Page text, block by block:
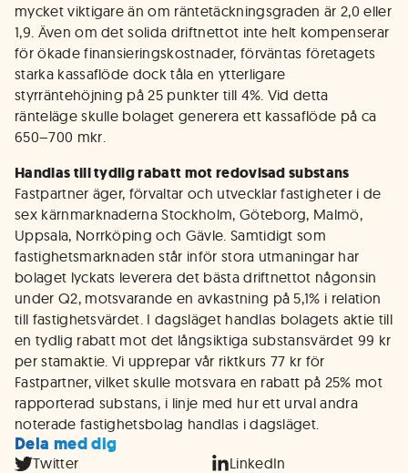
mycket viktigare än om räntetäckningsgraden är 2,0 eller
1,9. Även om det solida driftnettot inte helt kompenserar
för ökade finansieringskostnader, förväntas företagets
starka kassaflöde dock tåla en ytterligare
styrräntehöjning på 25 punkter till 4%. Vid detta
ränteläge skulle bolaget generera ett kassaflöde på ca
650–700 mkr.
Handlas till tydlig rabatt mot redovisad substans
Fastpartner äger, förvaltar och utvecklar fastigheter i de
sex kärnmarknaderna Stockholm, Göteborg, Malmö,
Uppsala, Norrköping och Gävle. Samtidigt som
fastighetsmarknaden står inför stora utmaningar har
bolaget lyckats leverera det bästa driftnettot någonsin
under Q2, motsvarande en avkastning på 5,1% i relation
till fastighetsvärdet. I dagsläget handlas bolagets aktie till
en tydlig rabatt mot det långsiktiga substansvärdet 99 kr
per stamaktie. Vi upprepar vår riktkurs 77 kr för
Fastpartner, vilket skulle motsvara en rabatt på 25% mot
rapporterad substans, i linje med hur ett urval andra
noterade fastighetsbolag handlas i dagsläget.
Dela med dig
Twitter LinkedIn